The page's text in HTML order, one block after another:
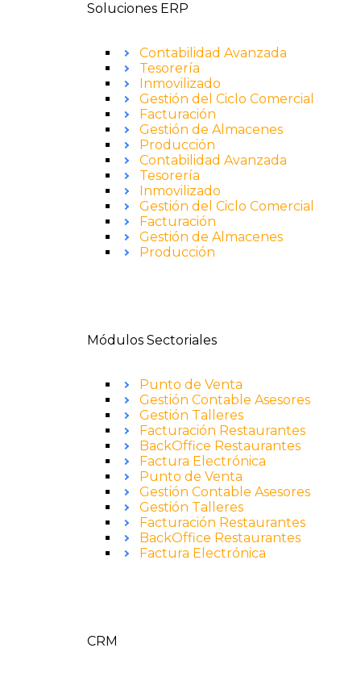
Soluciones ERP
Contabilidad Avanzada
Tesorería
Inmovilizado
Gestión del Ciclo Comercial
Facturación
Gestión de Almacenes
Producción
Contabilidad Avanzada
Tesorería
Inmovilizado
Gestión del Ciclo Comercial
Facturación
Gestión de Almacenes
Producción
Módulos Sectoriales
Punto de Venta
Gestión Contable Asesores
Gestión Talleres
Facturación Restaurantes
BackOffice Restaurantes
Factura Electrónica
Punto de Venta
Gestión Contable Asesores
Gestión Talleres
Facturación Restaurantes
BackOffice Restaurantes
Factura Electrónica
CRM